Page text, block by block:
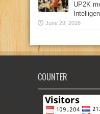
UP2K
June 29, 2026
COUNTER